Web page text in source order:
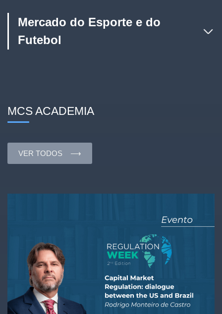
Mercado do Esporte e do
Futebol
MCS ACADEMIA
VER TODOS ⟶